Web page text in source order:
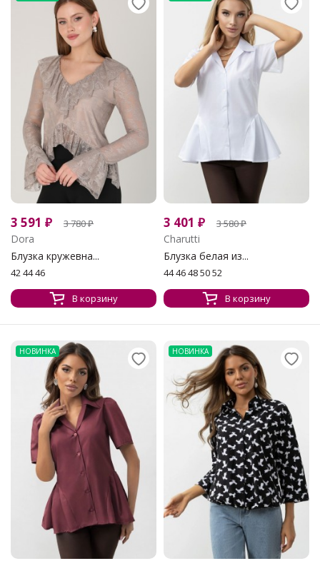
3 591 ₽ 3 780₽
Dora
Блузка кружевна...
42 44 46
В корзину
3 401 ₽ 3 580₽
Charutti
Блузка белая из...
44 46 48 50 52
В корзину
НОВИНКА НОВИНКА